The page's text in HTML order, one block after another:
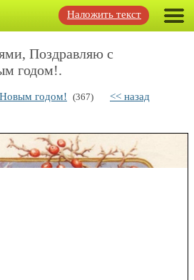
Наложить текст
Поздравляю с
годом!.
годом! (367) << назад